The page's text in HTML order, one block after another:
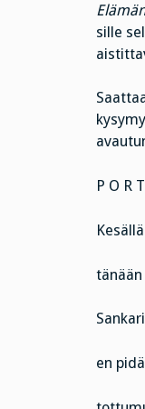
sille
P O R
en